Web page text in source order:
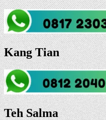
Kang Tian
Teh Salma